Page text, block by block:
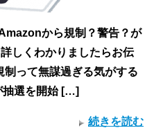
から規制？警告？が
しくわかりましたらお伝
って無謀過ぎる気がする
抽選を開始 […]
続きを読む